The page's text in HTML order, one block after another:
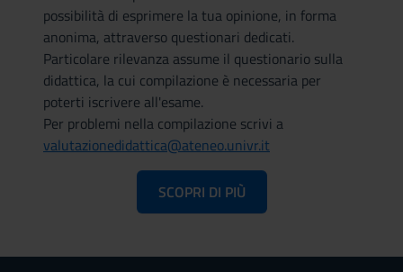
possibilità di esprimere la tua opinione, in forma
anonima, attraverso questionari dedicati.
Particolare rilevanza assume il questionario sulla
didattica, la cui compilazione è necessaria per
poterti iscrivere all'esame.
Per problemi nella compilazione scrivi a
valutazionedidattica@ateneo.univr.it
SCOPRI DI PIÙ